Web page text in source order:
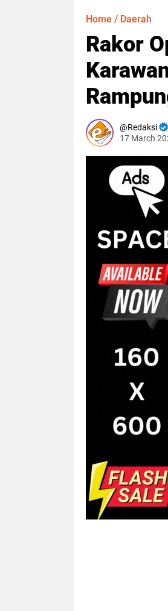
Home / Daerah
Rakor
Redaksi
17 March